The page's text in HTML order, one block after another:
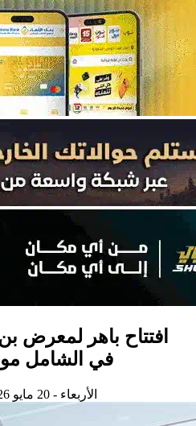
افتتاح باهر لمعرض
في الشامل
الأربعاء - 20 مايو 2026 - 12:17 ص بتوقيت عدن